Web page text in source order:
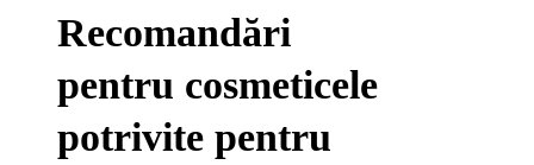
Recomandări
pentru cosmeticele
potrivite pentru